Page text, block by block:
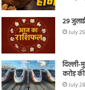
29
July
दिल्ली-
करोड़ की
July